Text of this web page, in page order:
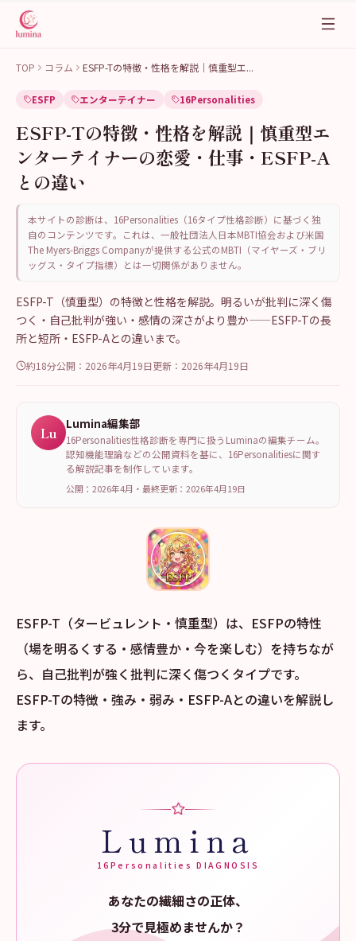
TOP コラム ESFP-Tの特徴・性格を解説｜慎重型エ...
ESFP エンターテイナー 16Personalities
ESFP-Tの特徴・性格を解説｜慎重型エ
ンターテイナーの恋愛・仕事・ESFP-A
との違い
本サイトの診断は、16Personalities（16タイプ性格診断）に基づく独
自のコンテンツです。これは、一般社団法人日本MBTI協会および米国
The Myers-Briggs Companyが提供する公式のMBTI（マイヤーズ・ブリ
ッグス・タイプ指標）とは一切関係がありません。
ESFP-T（慎重型）の特徴と性格を解説。明るいが批判に深く傷
つく・自己批判が強い・感情の深さがより豊か——ESFP-Tの長
所と短所・ESFP-Aとの違いまで。
約18分公開： 2026年4月19日更新： 2026年4月19日
Lu Lumina編集部
16Personalities性格診断を専門に扱うLuminaの編集チーム。
認知機能理論などの公開資料を基に、16Personalitiesに関す
る解説記事を制作しています。
公開：2026年4月 ・ 最終更新： 2026年4月19日
ESFP-T（タービュレント・慎重型）は、ESFPの特性
（場を明るくする・感情豊か・今を楽しむ）を持ちなが
ら、自己批判が強く批判に深く傷つくタイプです。
ESFP-Tの特徴・強み・弱み・ESFP-Aとの違いを解説し
ます。
Lumina
16Personalities DIAGNOSIS
あなたの繊細さの正体、
3分で見極めませんか？